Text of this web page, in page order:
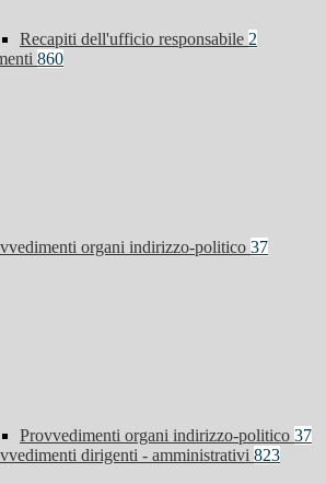
Recapiti dell'ufficio responsabile 2
860
organi indirizzo-politico 37
Provvedimenti organi indirizzo-politico 37
dirigenti - amministrativi 823